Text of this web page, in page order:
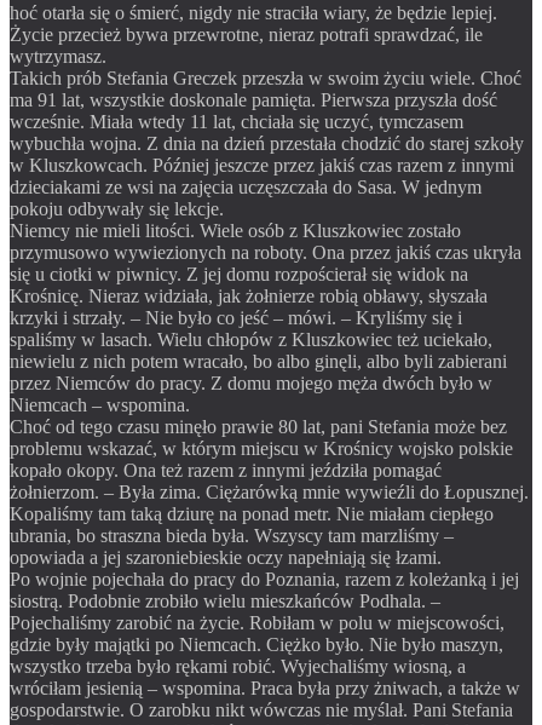
hoć otarła się o śmierć, nigdy nie straciła wiary, że będzie lepiej.
Życie przecież bywa przewrotne, nieraz potrafi sprawdzać, ile
wytrzymasz.
Takich prób Stefania Greczek przeszła w swoim życiu wiele. Choć
ma 91 lat, wszystkie doskonale pamięta. Pierwsza przyszła dość
wcześnie. Miała wtedy 11 lat, chciała się uczyć, tymczasem
wybuchła wojna. Z dnia na dzień przestała chodzić do starej szkoły
w Kluszkowcach. Później jeszcze przez jakiś czas razem z innymi
dzieciakami ze wsi na zajęcia uczęszczała do Sasa. W jednym
pokoju odbywały się lekcje.
Niemcy nie mieli litości. Wiele osób z Kluszkowiec zostało
przymusowo wywiezionych na roboty. Ona przez jakiś czas ukryła
się u ciotki w piwnicy. Z jej domu rozpościerał się widok na
Krośnicę. Nieraz widziała, jak żołnierze robią obławy, słyszała
krzyki i strzały. – Nie było co jeść – mówi. – Kryliśmy się i
spaliśmy w lasach. Wielu chłopów z Kluszkowiec też uciekało,
niewielu z nich potem wracało, bo albo ginęli, albo byli zabierani
przez Niemców do pracy. Z domu mojego męża dwóch było w
Niemcach – wspomina.
Choć od tego czasu minęło prawie 80 lat, pani Stefania może bez
problemu wskazać, w którym miejscu w Krośnicy wojsko polskie
kopało okopy. Ona też razem z innymi jeździła pomagać
żołnierzom. – Była zima. Ciężarówką mnie wywieźli do Łopusznej.
Kopaliśmy tam taką dziurę na ponad metr. Nie miałam ciepłego
ubrania, bo straszna bieda była. Wszyscy tam marzliśmy –
opowiada a jej szaroniebieskie oczy napełniają się łzami.
Po wojnie pojechała do pracy do Poznania, razem z koleżanką i jej
siostrą. Podobnie zrobiło wielu mieszkańców Podhala. –
Pojechaliśmy zarobić na życie. Robiłam w polu w miejscowości,
gdzie były majątki po Niemcach. Ciężko było. Nie było maszyn,
wszystko trzeba było rękami robić. Wyjechaliśmy wiosną, a
wróciłam jesienią – wspomina. Praca była przy żniwach, a także w
gospodarstwie. O zarobku nikt wówczas nie myślał. Pani Stefania